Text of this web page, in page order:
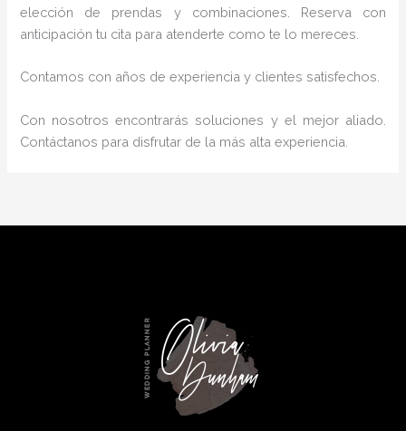
elección de prendas y combinaciones. Reserva con
anticipación tu cita para atenderte como te lo mereces.
Contamos con años de experiencia y clientes satisfechos.
Con nosotros encontrarás soluciones y el mejor aliado.
Contáctanos para disfrutar de la más alta experiencia.